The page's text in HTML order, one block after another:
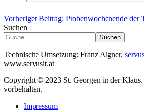
Vorheriger Beitrag: Probenwochenende der
Suchen
Suchen
Technische Umsetzung: Franz Aigner,
www.servusit.at
Copyright © 2023 St. Georgen in der
vorbehalten.
Impressum